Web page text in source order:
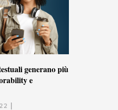
generano più
e